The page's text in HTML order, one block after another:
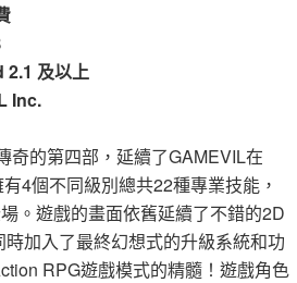
2.1 及以上
Inc.
奇的第四部，延續了GAMEVIL在
4個不同級別總共22種專業技能，
。遊戲的畫面依舊延續了不錯的2D
加入了最終幻想式的升級系統和功
RPG遊戲模式的精髓！遊戲角色